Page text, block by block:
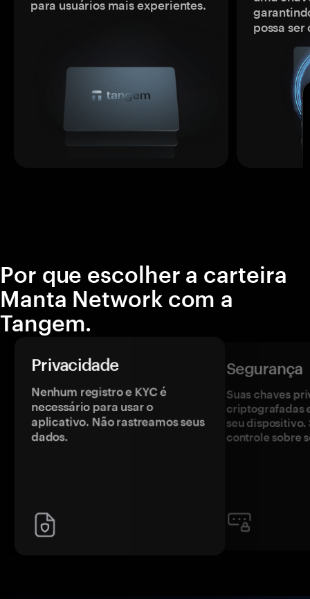
para usuários mais experientes.
possa
Por que escolher a carteira
Manta Network com a
Tangem.
Privacidade
Nenhum registro e KYC é
necessário para usar o
aplicativo. Não rastreamos seus
dados.
Segurança
Suas chaves
criptografadas
seu dispositivo.
controle sobre